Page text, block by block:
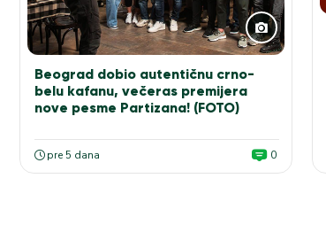
Beograd dobio autentičnu crno-
belu kafanu, večeras premijera
nove pesme Partizana! (FOTO)
pre 5 dana 0